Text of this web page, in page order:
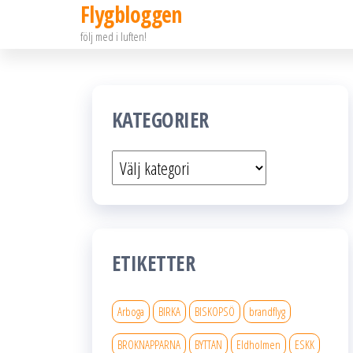
Flygbloggen
följ med i luften!
KATEGORIER
Kategorier
ETIKETTER
Arboga BIRKA BISKOPSÖ brandflyg
BROKNAPPARNA BYTTAN Eldholmen ESKK